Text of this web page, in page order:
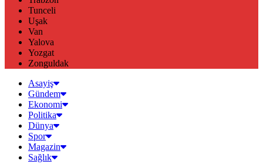
Tunceli
Uşak
Van
Yalova
Yozgat
Zonguldak
Asayiş
Gündem
Ekonomi
Politika
Dünya
Spor
Magazin
Sağlık